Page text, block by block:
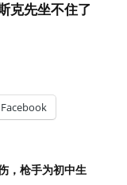
克先坐不住了
Facebook
，枪手为初中生